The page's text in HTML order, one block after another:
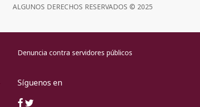
ALGUNOS DERECHOS RESERVADOS © 2025
Denuncia contra servidores públicos
Síguenos en